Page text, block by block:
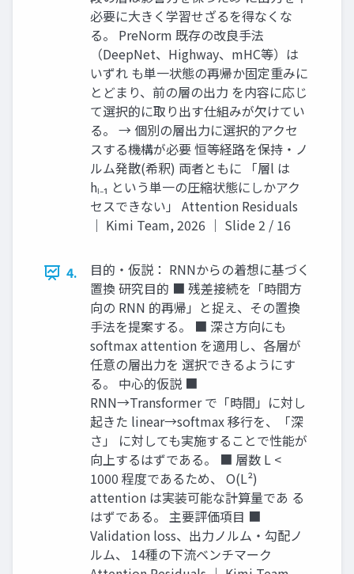
必要に大きく学習せざるを得なくな
る。 PreNorm 既存の改良手法
（DeepNet、Highway、mHC等）は
いずれ も単一状態の再帰か固定重みに
とどまり、前の層の出力 を内容に応じ
て選択的に取り出す仕組みが欠けてい
る。 → 個別の層出力に選択的アクセ
スする機構が必要 恒等経路を保持・ノ
ルム発散(希釈) 両者ともに 「層l は
hₗ₋₁ という単一の圧縮状態にしかアク
セスできない」 Attention Residuals
｜ Kimi Team, 2026 ｜ Slide 2 / 16
4.
目的・仮説： RNNからの着想に基づく
置換 研究目的 ■ 残差接続を「時間方
向の RNN 的再帰」と捉え、その置換
手法を提案する。 ■ 深さ方向にも
softmax attention を適用し、各層が
任意の層出力を 選択できるようにす
る。 中心的仮説 ■
RNN→Transformer で「時間」に対し
起きた linear→softmax 移行を、「深
さ」 に対しても実施することで性能が
向上するはずである。 ■ 層数 L <
1000 程度であるため、 O(L²)
attention は実装可能な計算量であ る
はずである。 主要評価項目 ■
Validation loss、出力ノルム・勾配ノ
ルム、 14種の下流ベンチマーク